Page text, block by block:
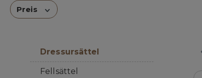
Preis
Dressursättel
Fellsättel